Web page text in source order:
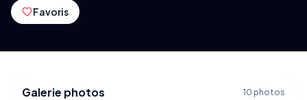
Favoris
Galerie photos 10 photos